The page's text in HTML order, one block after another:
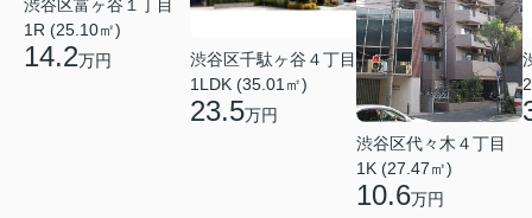
渋谷区富ヶ谷１丁目
1R (25.10㎡)
14.2万円
渋谷区千駄ヶ谷４丁目
1LDK (35.01㎡)
23.5万円
渋谷区代々木４丁目
1K (27.47㎡)
10.6万円